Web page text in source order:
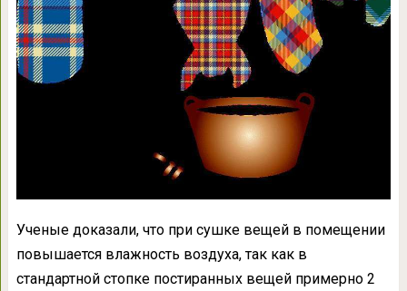
Ученые доказали, что при сушке вещей в помещении
повышается влажность воздуха, так как в
стандартной стопке постиранных вещей примерно 2